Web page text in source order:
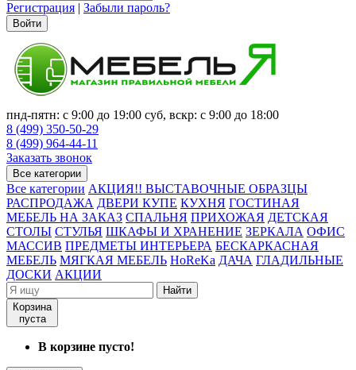
Регистрация | Забыли пароль?
Войти
пнд-пятн: с 9:00 до 19:00 суб, вскр: с 9:00 до 18:00
8 (499) 350-50-29
8 (499) 964-44-11
Заказать звонок
Все категории
Все категории АКЦИЯ!! ВЫСТАВОЧНЫЕ ОБРАЗЦЫ
РАСПРОДАЖА ДВЕРИ КУПЕ КУХНЯ ГОСТИНАЯ
МЕБЕЛЬ НА ЗАКАЗ СПАЛЬНЯ ПРИХОЖАЯ ДЕТСКАЯ
СТОЛЫ СТУЛЬЯ ШКАФЫ И ХРАНЕНИЕ ЗЕРКАЛА ОФИС
МАССИВ ПРЕДМЕТЫ ИНТЕРЬЕРА БЕСКАРКАСНАЯ
МЕБЕЛЬ МЯГКАЯ МЕБЕЛЬ HoReKa ДАЧА ГЛАДИЛЬНЫЕ
ДОСКИ АКЦИИ
Найти
Корзина
пуста
В корзине пусто!